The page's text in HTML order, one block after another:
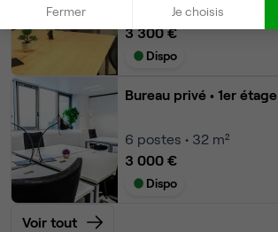
postes • 35 m²
3 300 €
Dispo
Bureau privé • 1er étage
6 postes • 32 m²
3 000 €
Dispo
Voir tout
Fermer Je choisis